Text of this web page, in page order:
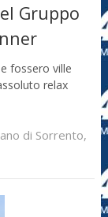
Gruppo
fossero ville
relax
di Sorrento,